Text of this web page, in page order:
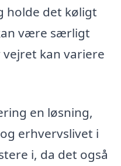
holde det køligt
være særligt
kan variere
en løsning,
erhvervslivet i
i, da det også